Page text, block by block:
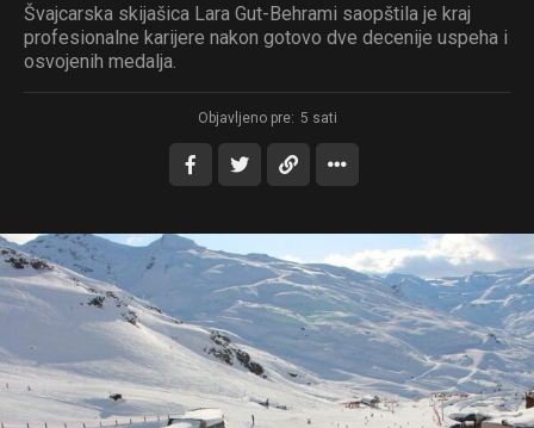
Švajcarska skijašica Lara Gut-Behrami saopštila je kraj
profesionalne karijere nakon gotovo dve decenije uspeha i
osvojenih medalja.
Objavljeno pre: 5 sati